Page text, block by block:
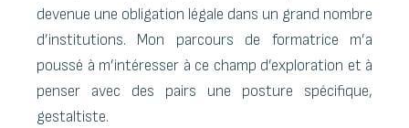
devenue une obligation légale dans un grand nombre
d’institutions. Mon parcours de formatrice m’a
poussé à m’intéresser à ce champ d’exploration et à
penser avec des pairs une posture spécifique,
gestaltiste.